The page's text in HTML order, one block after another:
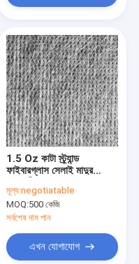
1.5 Oz কাটা স্ট্র্যান্ড
ফাইবারগ্লাস সেলাই মাদুর
গ্লাস ফাইবার অনুভূত
মূল্য:negotiatable
MOQ:500 কেজি
সর্বশেষ দাম পান
এখন যোগাযোগ